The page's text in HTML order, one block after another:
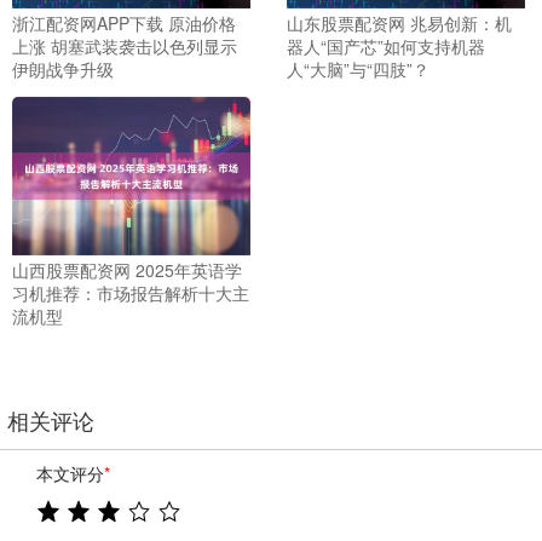
浙江配资网APP下载 原油价格
上涨 胡塞武装袭击以色列显示
伊朗战争升级
山东股票配资网 兆易创新：机
器人“国产芯”如何支持机器
人“大脑”与“四肢”？
山西股票配资网 2025年英语学
习机推荐：市场报告解析十大主
流机型
相关评论
本文评分*